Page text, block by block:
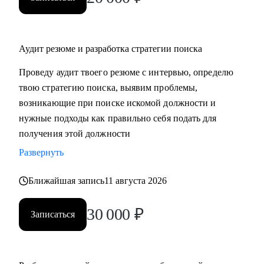
интеграции, инфраструктура и прикладное ПО)
инвесторов.
Кому могу помочь:
• Нулевому карьеристу, который хочет работать в ИТ
• Менеджеру: Product manager, Product Owner, CPO, Project,
бизнесовому лидеру
• Технарю: Архитектору, Разработчику, Dev
добиться в будущем
Data-аналитику
• C-level специалисту: CEO, CPO, CMO, CCO, т.к. опыт на
Аудит резюме и разработка стратегии поиска
Проведу аудит твоего резюме с интервью, определю
твою стратегию поиска, выявим проблемы,
возникающие при поиске искомой должности и
нужные подходы как правильно себя подать для
получения этой должности
Развернуть
Ближайшая запись11 августа 2026
Записаться 30 000 ₽